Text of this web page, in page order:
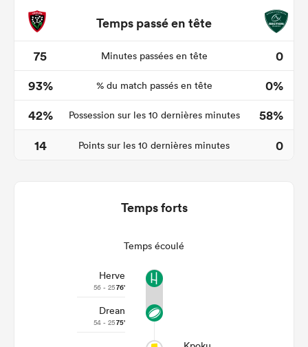
Temps passé en tête
75
Minutes passées en tête
0
93%
% du match passés en tête
0%
42%
Possession sur les 10 dernières minutes
58%
14
Points sur les 10 dernières minutes 0
Temps forts
Temps écoulé
Herve
56 - 2576'
Drean
54 - 2575'